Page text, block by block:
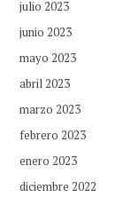
julio 2023
junio 2023
mayo 2023
abril 2023
marzo 2023
febrero 2023
enero 2023
diciembre 2022